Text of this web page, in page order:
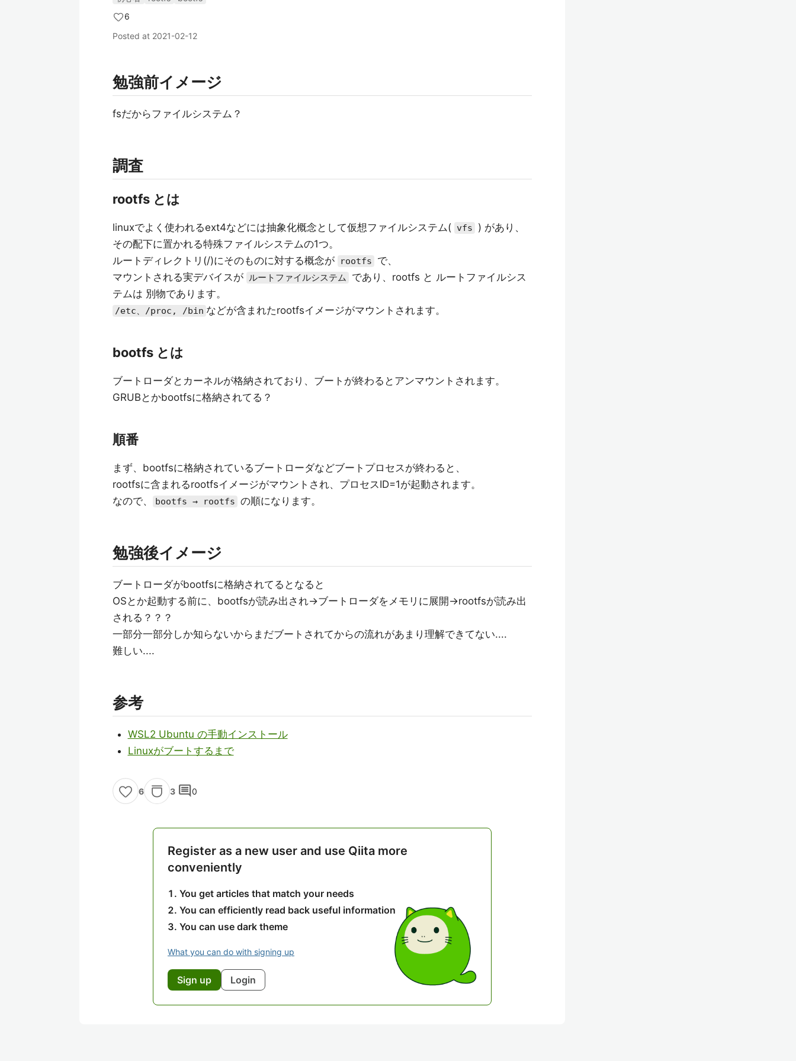
6
Posted at 2021-02-12
勉強前イメージ
fsだからファイルシステム？
調査
rootfs とは
linuxでよく使われるext4などには抽象化概念として仮想ファイルシステム( vfs
) があり、
その配下に置かれる特殊ファイルシステムの1つ。
ルートディレクトリ(/)にそのものに対する概念が
rootfs
で、
マウントされる実デバイスが ルートファイルシステム
であり、rootfs と ルートファイルシス
テムは 別物であります。
/etc、/proc, /bin などが含まれたrootfsイメージがマウントされます。
bootfs とは
ブートローダとカーネルが格納されており、ブートが終わるとアンマウントされます。
GRUBとかbootfsに格納されてる？
順番
まず、bootfsに格納されているブートローダなどブートプロセスが終わると、
rootfsに含まれるrootfsイメージがマウントされ、プロセスID=1が起動されます。
なので、
bootfs → rootfs の順になります。
勉強後イメージ
ブートローダがbootfsに格納されてるとなると
OSとか起動する前に、bootfsが読み出され→ブートローダをメモリに展開→rootfsが読み出
される？？？
一部分一部分しか知らないからまだブートされてからの流れがあまり理解できてない....
難しい....
参考
WSL2 Ubuntu の手動インストール
Linuxがブートするまで
6 3 comment0
Register as a new user and use Qiita more
conveniently
You get articles that match your needs
You can efficiently read back useful information
You can use dark theme
What you can do with signing up
Sign up Login